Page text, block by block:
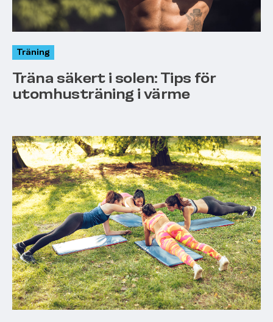
Träning
Träna säkert i solen: Tips för
utomhusträning i värme